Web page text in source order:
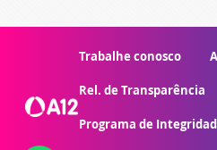
Trabalhe conosco
Rel. de Transparência
Programa de